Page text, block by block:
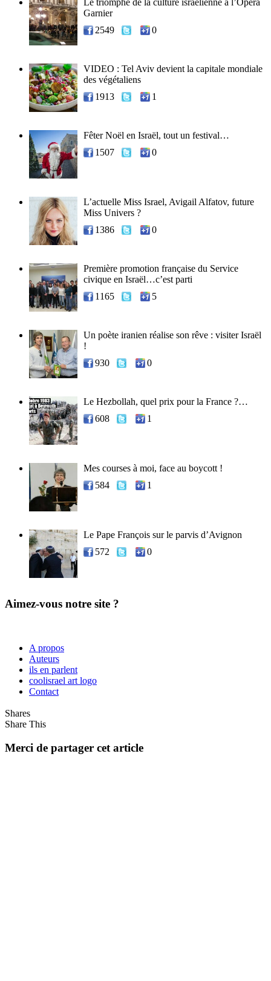
Garnier
2549
0
VIDEO : Tel Aviv devient la capitale mondiale
des végétaliens
1913
1
Fêter Noël en Israël, tout un festival…
1507
0
L’actuelle Miss Israel, Avigail Alfatov, future
Miss Univers ?
1386
0
Première promotion française du Service
civique en Israël…c’est parti
1165
5
Un poète iranien réalise son rêve : visiter Israël
!
930
0
Le Hezbollah, quel prix pour la France ?…
608
1
Mes courses à moi, face au boycott !
584
1
Le Pape François sur le parvis d’Avignon
572
0
Aimez-vous notre site ?
A propos
Auteurs
ils en parlent
coolisrael art logo
Contact
Shares
Share This
Merci de partager cet article